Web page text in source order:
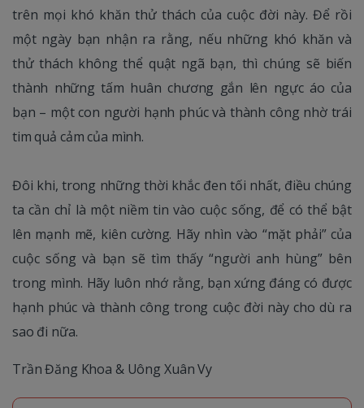
trên mọi khó khăn thử thách của cuộc đời này. Để rồi
một ngày bạn nhận ra rằng, nếu những khó khăn và
thử thách không thể quật ngã bạn, thì chúng sẽ biến
thành những tấm huân chương gắn lên ngực áo của
bạn – một con người hạnh phúc và thành công nhờ trái
tim quả cảm của mình.
Đôi khi, trong những thời khắc đen tối nhất, điều chúng
ta cần chỉ là một niềm tin vào cuộc sống, để có thể bật
lên mạnh mẽ, kiên cường. Hãy nhìn vào “mặt phải” của
cuộc sống và bạn sẽ tìm thấy “người anh hùng” bên
trong mình. Hãy luôn nhớ rằng, bạn xứng đáng có được
hạnh phúc và thành công trong cuộc đời này cho dù ra
sao đi nữa.
Trần Đăng Khoa & Uông Xuân Vy